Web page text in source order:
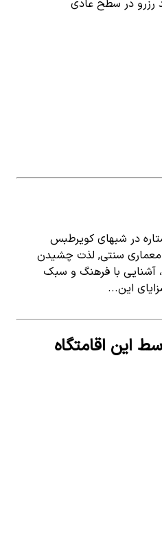
رزرو در سطح عادی
در شبهای کویرطبس
معماری سنتی, لذت چشیدن
آشنایی با فرهنگ و سبک
این...
این اقامتگاه